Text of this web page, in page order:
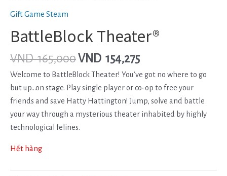
Gift Game Steam
BattleBlock Theater®
VND165,000VND 154,275
Welcome to BattleBlock Theater! You’ve got no where to go
but up…on stage. Play single player or co-op to free your
friends and save Hatty Hattington! Jump, solve and battle
your way through a mysterious theater inhabited by highly
technological felines.
Hết hàng